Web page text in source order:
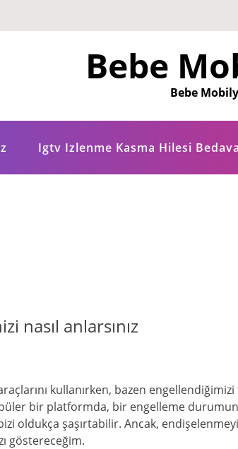
Bebe
Bebe
Igtv Izlenme Kasma Hilesi Bedava
nasıl anlarsınız
kullanırken, bazen
bir platformda, bir engelleme
oldukça şaşırtabilir. Ancak,
göstereceğim.